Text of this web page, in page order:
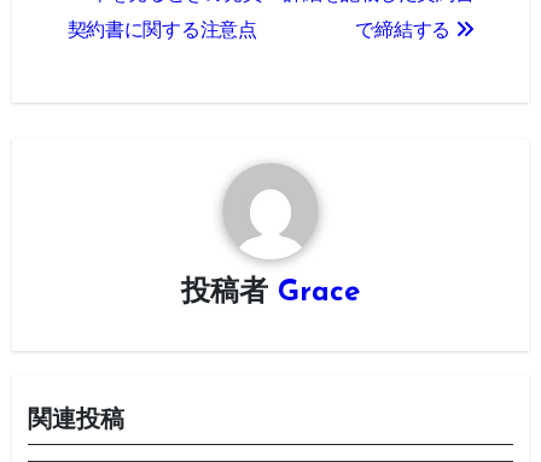
稿契約書に関する注意点
で締結する
投稿者 Grace
関連投稿